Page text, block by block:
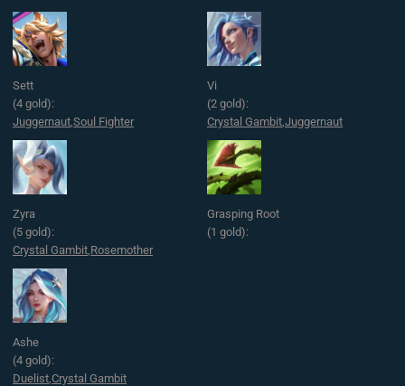
Sett
(4 gold):
Juggernaut,Soul Fighter
Vi
(2 gold):
Crystal Gambit,Juggernaut
Zyra
(5 gold):
Crystal Gambit,Rosemother
Grasping Root
(1 gold):
Ashe
(4 gold):
Duelist,Crystal Gambit